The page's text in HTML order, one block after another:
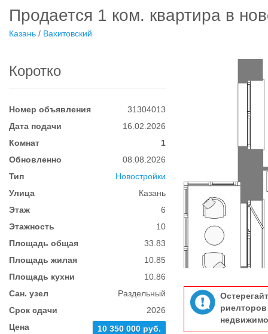
Продается 1 ком. квартира в
Казань / Вахитовский
Коротко
Номер объявления
31304013
Дата подачи
16.02.2026
Комнат
1
Обновленно
08.08.2026
Тип
Новостройки
Улица
Казань
Этаж
6
Этажность
10
Площадь общая
33.83
Площадь жилая
10.85
Площадь кухни
10.86
Сан. узел
Раздельный
Срок сдачи
2026
Цена
10 350 000 руб.